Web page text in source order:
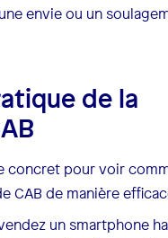
envie ou un
de la
concret pour voir
CAB de manière
un smartphone